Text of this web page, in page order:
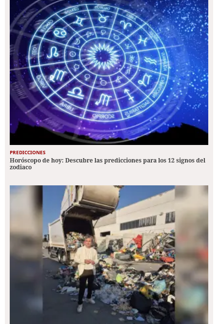
PREDICCIONES
Horóscopo de hoy: Descubre las predicciones para los 12 signos del
zodiaco